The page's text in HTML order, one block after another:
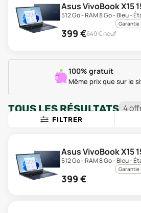
Asus VivoBook X15
512 Go - RAM 8 Go - Bleu -
Garantie
399 €649€ neuf
100% gratuit
Même prix que sur le
TOUS LES RÉSULTATS 4
FILTRER
Asus VivoBook X15
512 Go - RAM 8 Go - Bleu -
Garantie
399 €